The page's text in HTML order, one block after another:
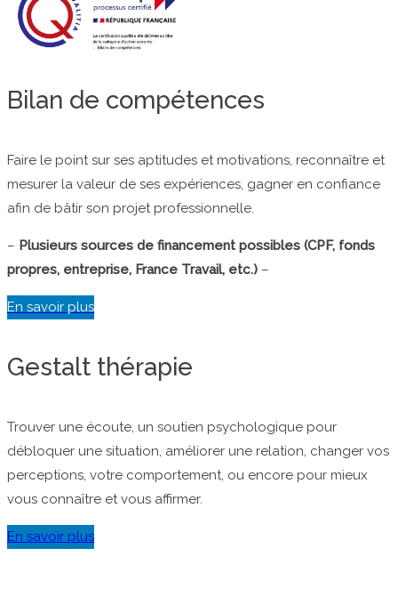
Bilan de compétences
Faire le point sur ses aptitudes et motivations, reconnaître et
mesurer la valeur de ses expériences, gagner en confiance
afin de bâtir son projet professionnelle.
– Plusieurs sources de financement possibles (CPF, fonds
propres, entreprise, France Travail, etc.) –
En savoir plus
Gestalt thérapie
Trouver une écoute, un soutien psychologique pour
débloquer une situation, améliorer une relation, changer vos
perceptions, votre comportement, ou encore pour mieux
vous connaître et vous affirmer.
En savoir plus